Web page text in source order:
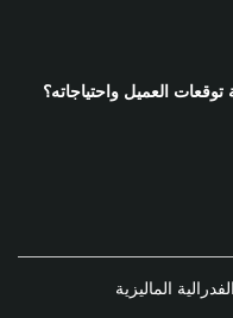
العميل واحتياجاته؟